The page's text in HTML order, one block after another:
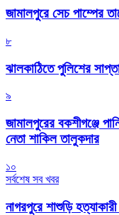
জামালপুরে সেচ পাম্পের
৮
‎ঝালকাঠিতে পুলিশের
৯
জামালপুরের বকশীগঞ্জে
নেতা শাকিল তালুকদার
১০
সর্বশেষ সব খবর
নাগরপুরে শাশুড়ি